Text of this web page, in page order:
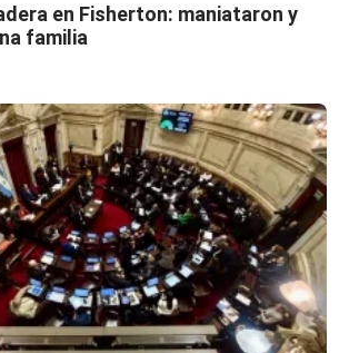
en Fisherton: maniataron y
familia